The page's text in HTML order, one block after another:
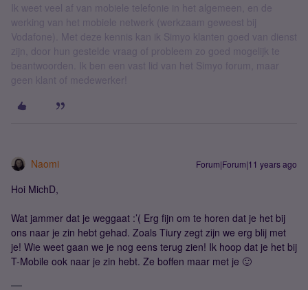
Ik weet veel af van mobiele telefonie in het algemeen, en de
werking van het mobiele netwerk (werkzaam geweest bij
Vodafone). Met deze kennis kan ik Simyo klanten goed van dienst
zijn, door hun gestelde vraag of probleem zo goed mogelijk te
beantwoorden. Ik ben een vast lid van het Simyo forum, maar
geen klant of medewerker!
Naomi Forum|Forum|11 years ago
Hoi MichD,
Wat jammer dat je weggaat :’( Erg fijn om te horen dat je het bij
ons naar je zin hebt gehad. Zoals Tiury zegt zijn we erg blij met
je! Wie weet gaan we je nog eens terug zien! Ik hoop dat je het bij
T-Mobile ook naar je zin hebt. Ze boffen maar met je 🙂